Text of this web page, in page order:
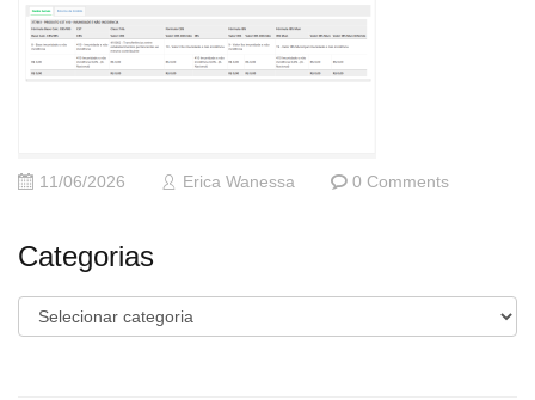
11/06/2026 Erica Wanessa 0 Comments
Categorias
Categorias